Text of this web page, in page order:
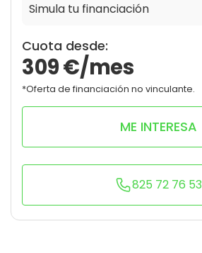
Simula tu financiación
Cuota desde:
309€/mes
*Oferta de financiación no vinculante.
ME INTERESA
825 72 76 53